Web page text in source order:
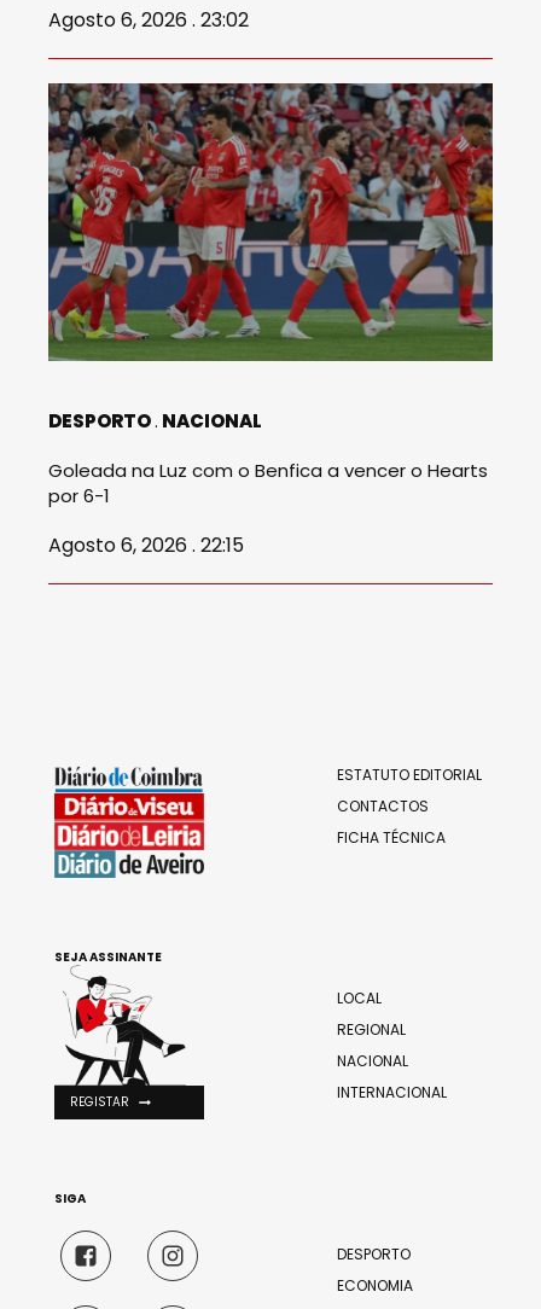
Agosto 6, 2026 . 23:02
DESPORTO NACIONAL
Goleada na Luz com o Benfica a vencer o Hearts
por 6-1
Agosto 6, 2026 . 22:15
ESTATUTO EDITORIAL
CONTACTOS
FICHA TÉCNICA
LOCAL
REGIONAL
NACIONAL
INTERNACIONAL
DESPORTO
ECONOMIA
SEJA ASSINANTE
REGISTAR
SIGA